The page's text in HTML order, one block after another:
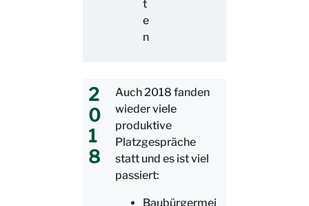
t
e
n
2
0
1
8
Auch 2018 fanden
wieder viele
produktive
Platzgespräche
statt und es ist viel
passiert:
Baubürgermei